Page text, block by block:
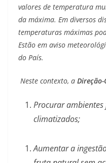
valores de temperatura
da máxima. Em diversos
temperaturas máximas
Estão em aviso
do País.
Neste contexto, a Direção-
Procurar
climatizados;
Aumentar a